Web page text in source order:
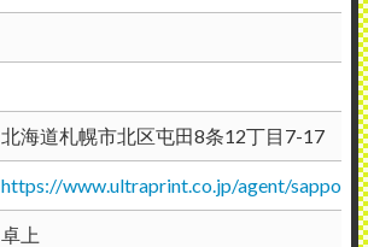
北海道札幌市北区屯田8条12丁目7-17
https://www.ultraprint.co.jp/agent/
卓上